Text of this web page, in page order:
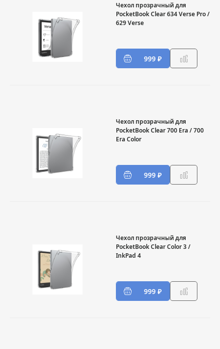
Чехол прозрачный для
PocketBook Clear 634 Verse Pro /
629 Verse
999 ₽
Чехол прозрачный для
PocketBook Clear 700 Era / 700
Era Color
999 ₽
Чехол прозрачный для
PocketBook Clear Color 3 /
InkPad 4
999 ₽